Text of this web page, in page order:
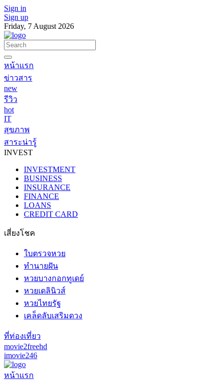
Sign in
Sign up
Friday, 7 August 2026
หน้าแรก
ข่าวสาร
new
รีวิว
hot
IT
สุขภาพ
สาระน่ารู้
INVEST
INVESTMENT
BUSINESS
INSURANCE
FINANCE
LOANS
CREDIT CARD
เสี่ยงโชค
ใบตรวจหวย
ทำนายฝัน
หวยบางกอกทูเดย์
หวยเดลินิวส์
หวยไทยรัฐ
เคล็ดลับเสริมดวง
ที่ท่องเที่ยว
movie2freehd
imovie246
หน้าแรก